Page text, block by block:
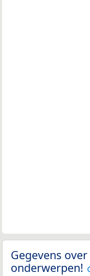
Gegevens
onderwerpen!